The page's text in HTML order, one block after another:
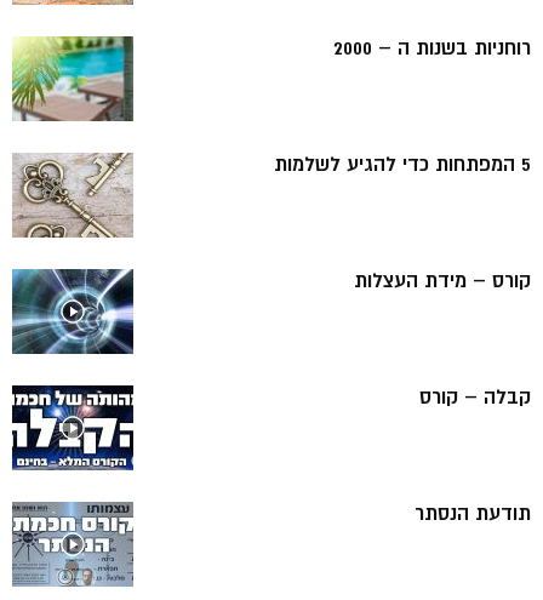
רוחניות בשנות ה – 2000
5 המפתחות כדי להגיע לשלמות
קורס – מידת העצלות
קבלה – קורס
תודעת הנסתר